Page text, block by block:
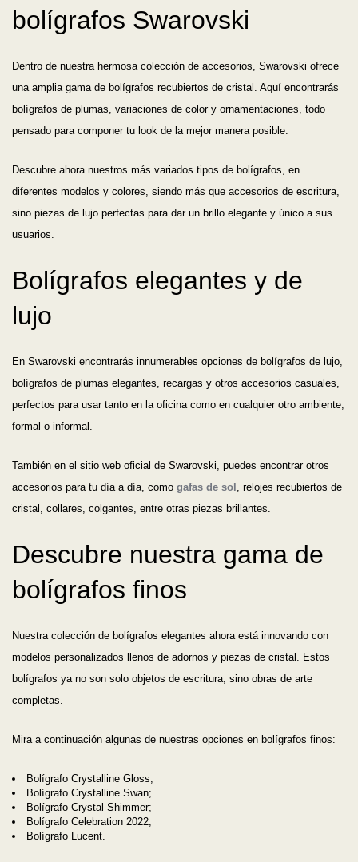
Ordenar por
Precio más bajo
Precio más alto
A - Z
Fecha de lanzamiento
Mejor descuento
bolígrafos Swarovski
Dentro de nuestra hermosa colección de accesorios, Swarovski ofrece
una amplia gama de bolígrafos recubiertos de cristal. Aquí encontrarás
bolígrafos de plumas, variaciones de color y ornamentaciones, todo
pensado para componer tu look de la mejor manera posible.
Descubre ahora nuestros más variados tipos de bolígrafos, en
diferentes modelos y colores, siendo más que accesorios de escritura,
sino piezas de lujo perfectas para dar un brillo elegante y único a sus
usuarios.
Bolígrafos elegantes y de
lujo
En Swarovski encontrarás innumerables opciones de bolígrafos de lujo,
bolígrafos de plumas elegantes, recargas y otros accesorios casuales,
perfectos para usar tanto en la oficina como en cualquier otro ambiente,
formal o informal.
También en el sitio web oficial de Swarovski, puedes encontrar otros
accesorios para tu día a día, como gafas de sol
, relojes recubiertos de
cristal, collares, colgantes, entre otras piezas brillantes.
Descubre nuestra gama de
bolígrafos finos
Nuestra colección de bolígrafos elegantes ahora está innovando con
modelos personalizados llenos de adornos y piezas de cristal. Estos
bolígrafos ya no son solo objetos de escritura, sino obras de arte
completas.
Mira a continuación algunas de nuestras opciones en bolígrafos finos:
Bolígrafo Crystalline Gloss;
Bolígrafo Crystalline Swan;
Bolígrafo Crystal Shimmer;
Bolígrafo Celebration 2022;
Bolígrafo Lucent.